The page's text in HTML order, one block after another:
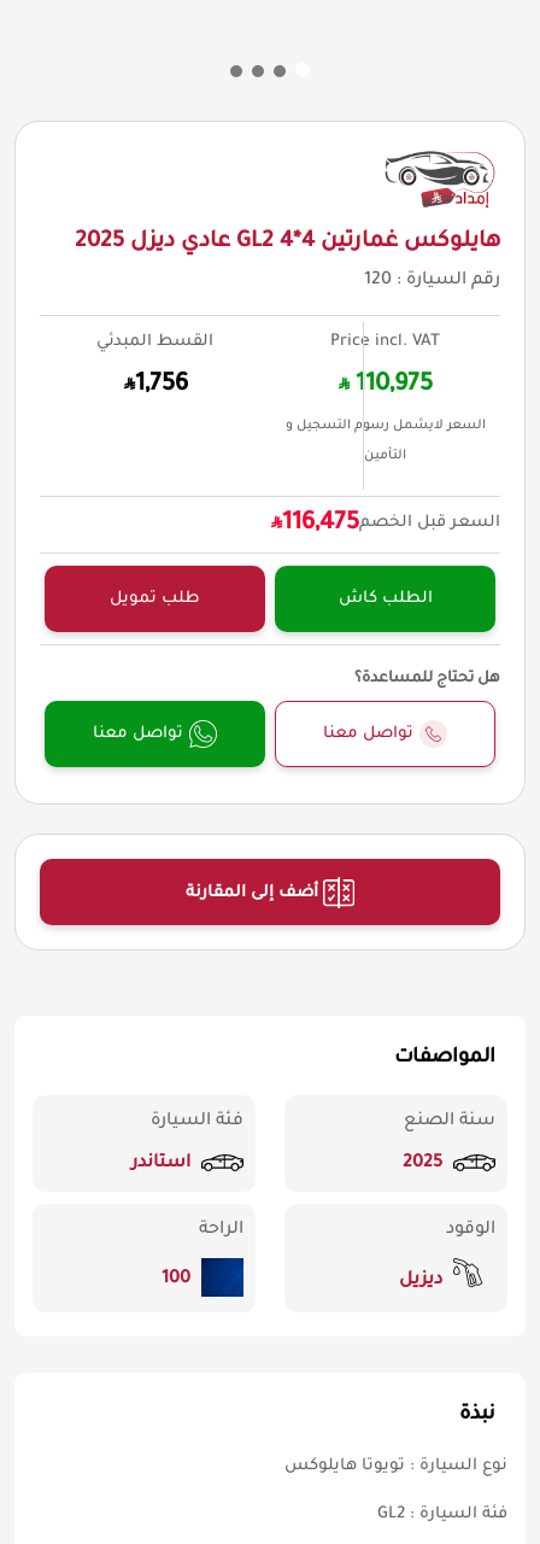
هايلوكس غمارتين GL2 4*4 عادي ديزل 2025
رقم السيارة : 120
Price incl. VAT
110,975
السعر لايشمل رسوم التسجيل و
التأمين
القسط المبدئي
1,756
السعر قبل الخصم116,475
الطلب كاش طلب تمويل
هل تحتاج للمساعدة؟
تواصل معنا تواصل معنا
أضف إلى المقارنة
المواصفات
سنة الصنع
2025
فئة السيارة
استاندر
الوقود
ديزيل
الراحة
100
نبذة
نوع السيارة : تويوتا هايلوكس
فئة السيارة : GL2